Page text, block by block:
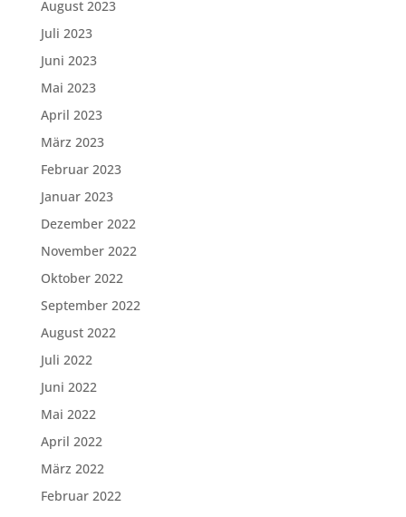
August 2023
Juli 2023
Juni 2023
Mai 2023
April 2023
März 2023
Februar 2023
Januar 2023
Dezember 2022
November 2022
Oktober 2022
September 2022
August 2022
Juli 2022
Juni 2022
Mai 2022
April 2022
März 2022
Februar 2022